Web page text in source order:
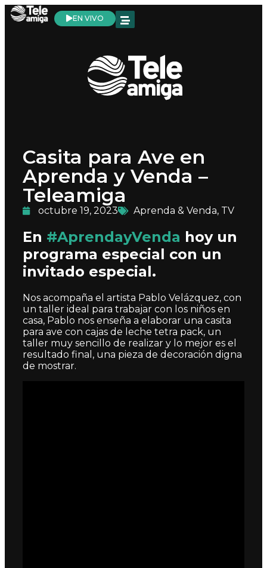
EN VIVO
Casita para Ave en
Aprenda y Venda –
Teleamiga
octubre 19, 2023 Aprenda & Venda, TV
En #AprendayVenda hoy un
programa especial con un
invitado especial.
Nos acompaña el artista Pablo Velázquez, con
un taller ideal para trabajar con los niños en
casa, Pablo nos enseña a elaborar una casita
para ave con cajas de leche tetra pack, un
taller muy sencillo de realizar y lo mejor es el
resultado final, una pieza de decoración digna
de mostrar.